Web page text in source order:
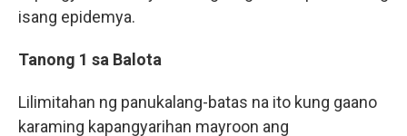
isang epidemya.
Tanong 1 sa Balota
Lilimitahan ng panukalang-batas na ito kung gaano
karaming kapangyarihan mayroon ang